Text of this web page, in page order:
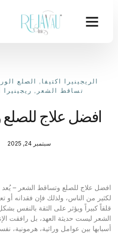
الريجينيرا اكتيفا , الصلع
تساقط الشعر , ريجينيرا
افضل علاج
سبتمبر 24, 2025
افضل علاج للصلع وتساقط الشعر – يُعد
لكثير من الناس، ولذلك فإن فقدانه
قلقاً كبيراً ويؤثر على الثقة بالنفس
الشعر ليست حديثة العهد، بل رافقت
أسبابها بين عوامل وراثية، هرمونية،